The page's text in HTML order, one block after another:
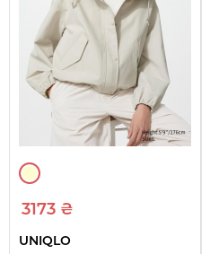
3173 ₴
UNIQLO